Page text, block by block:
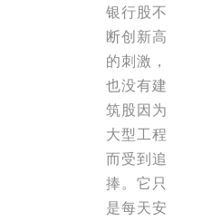
银行股不
断创新高
的刺激，
也没有建
筑股因为
大型工程
而受到追
捧。它只
是每天安